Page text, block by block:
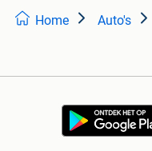
Home Auto's